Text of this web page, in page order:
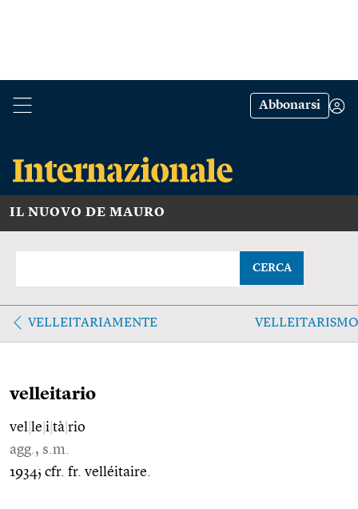
Abbonarsi
IL NUOVO DE MAURO
CERCA
VELLEITARIAMENTE VELLEITARISMO
velleitario
vel le i tà rio
agg., s.m.
1934; cfr. fr. velléitaire.